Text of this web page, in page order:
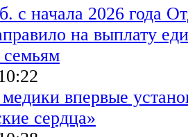
с начала 2026 года
на выплату
семьям
впервые
сердца»